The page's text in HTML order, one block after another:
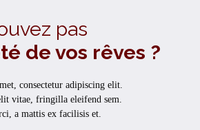
pas
de vos rêves ?
consectetur adipiscing elit.
vitae, fringilla eleifend sem.
a mattis ex facilisis et.